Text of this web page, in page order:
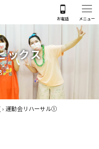
ックス
›運動会リハーサル①